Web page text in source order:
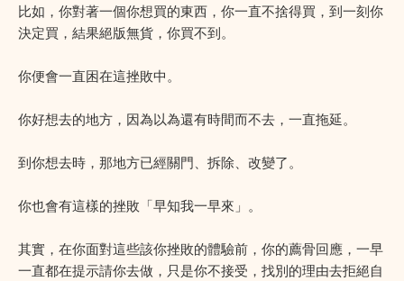
比如，你對著一個你想買的東西，你一直不捨得買，到一刻你
決定買，結果絕版無貨，你買不到。
你便會一直困在這挫敗中。
你好想去的地方，因為以為還有時間而不去，一直拖延。
到你想去時，那地方已經關門、拆除、改變了。
你也會有這樣的挫敗「早知我一早來」。
其實，在你面對這些該你挫敗的體驗前，你的薦骨回應，一早
一直都在提示請你去做，只是你不接受，找別的理由去拒絕自